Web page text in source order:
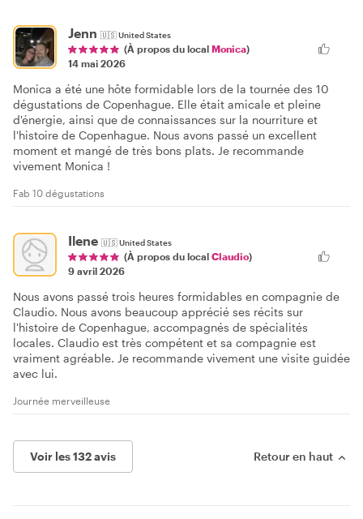
Jenn 🇺🇸United States
(À propos du local Monica)
14 mai 2026
Monica a été une hôte formidable lors de la tournée des 10
dégustations de Copenhague. Elle était amicale et pleine
d'énergie, ainsi que de connaissances sur la nourriture et
l'histoire de Copenhague. Nous avons passé un excellent
moment et mangé de très bons plats. Je recommande
vivement Monica !
Fab 10 dégustations
Ilene 🇺🇸United States
(À propos du local Claudio)
9 avril 2026
Nous avons passé trois heures formidables en compagnie de
Claudio. Nous avons beaucoup apprécié ses récits sur
l'histoire de Copenhague, accompagnés de spécialités
locales. Claudio est très compétent et sa compagnie est
vraiment agréable. Je recommande vivement une visite guidée
avec lui.
Journée merveilleuse
Voir les 132 avis Retour en haut